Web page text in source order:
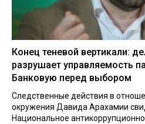
Конец теневой вертикали:
разрушает управляемость
Банковую перед выбором
Следственные действия в
окружения Давида Арахамии
Национальное